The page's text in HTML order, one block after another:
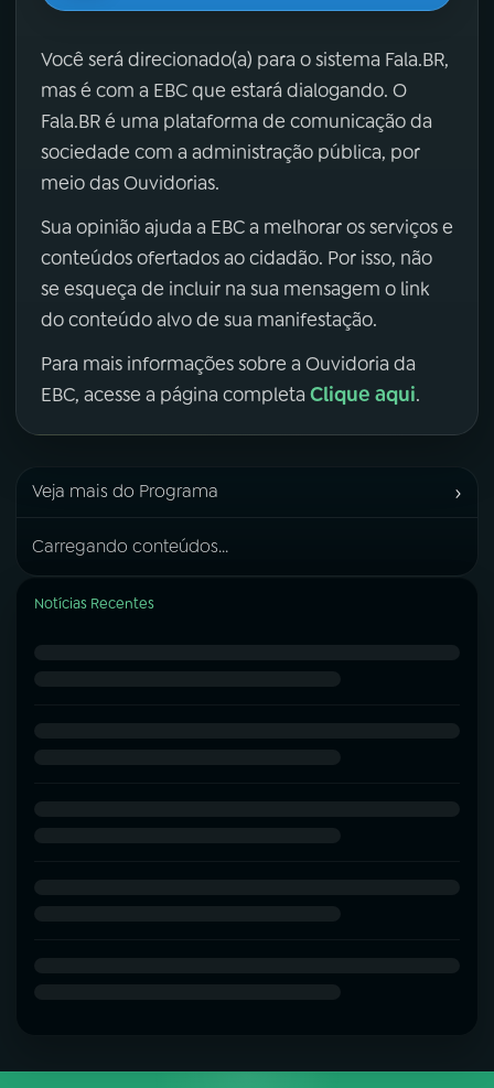
Você será direcionado(a) para o sistema Fala.BR,
mas é com a EBC que estará dialogando. O
Fala.BR é uma plataforma de comunicação da
sociedade com a administração pública, por
meio das Ouvidorias.
Sua opinião ajuda a EBC a melhorar os serviços e
conteúdos ofertados ao cidadão. Por isso, não
se esqueça de incluir na sua mensagem o link
do conteúdo alvo de sua manifestação.
Para mais informações sobre a Ouvidoria da
EBC, acesse a página completa Clique aqui.
Veja mais do Programa ›
Carregando conteúdos...
Notícias Recentes